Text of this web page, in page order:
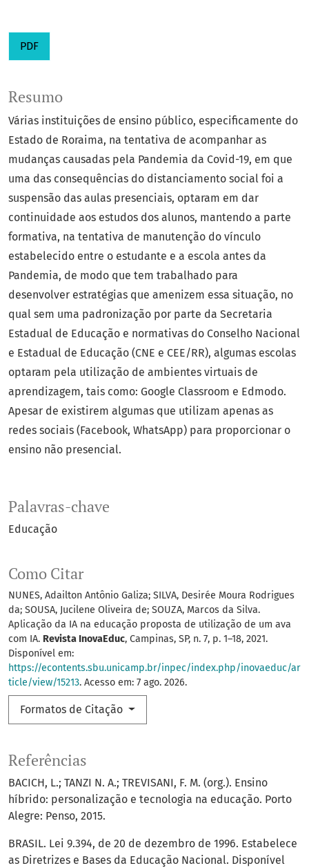
PDF
Palavras-chave
Educação
Como Citar
NUNES, Adailton Antônio Galiza; SILVA, Desirée Moura Rodrigues
da; SOUSA, Jucilene Oliveira de; SOUZA, Marcos da Silva.
Aplicação da IA na educação proposta de utilização de um ava
com IA. Revista InovaEduc, Campinas, SP, n. 7, p. 1–18, 2021.
Disponível em:
https://econtents.sbu.unicamp.br/inpec/index.php/inovaeduc/ar
ticle/view/15213. Acesso em: 7 ago. 2026.
Formatos de Citação
Resumo
Várias instituições de ensino público, especificamente do
Estado de Roraima, na tentativa de acompanhar as
mudanças causadas pela Pandemia da Covid-19, em que
uma das consequências do distanciamento social foi a
suspensão das aulas presenciais, optaram em dar
continuidade aos estudos dos alunos, mantendo a parte
formativa, na tentativa de manutenção do vínculo
estabelecido entre o estudante e a escola antes da
Pandemia, de modo que tem trabalhado para
desenvolver estratégias que amenizem essa situação, no
qual sem uma padronização por parte da Secretaria
Estadual de Educação e normativas do Conselho Nacional
e Estadual de Educação (CNE e CEE/RR), algumas escolas
optaram pela utilização de ambientes virtuais de
aprendizagem, tais como: Google Classroom e Edmodo.
Apesar de existirem algumas que utilizam apenas as
redes sociais (Facebook, WhatsApp) para proporcionar o
ensino não presencial.
Referências
BACICH, L.; TANZI N. A.; TREVISANI, F. M. (org.). Ensino
híbrido: personalização e tecnologia na educação. Porto
Alegre: Penso, 2015.
BRASIL. Lei 9.394, de 20 de dezembro de 1996. Estabelece
as Diretrizes e Bases da Educação Nacional. Disponível